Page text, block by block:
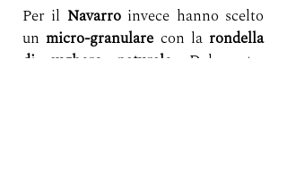
Per il Navarro invece hanno scelto
un micro-granulare con la rondella
di sughero naturale . Del resto,